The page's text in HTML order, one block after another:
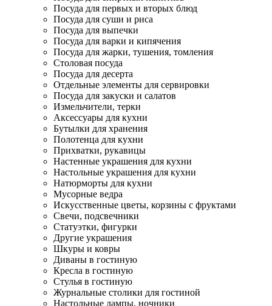
Посуда для первых и вторых блюд
Посуда для суши и риса
Посуда для выпечки
Посуда для варки и кипячения
Посуда для жарки, тушения, томления
Столовая посуда
Посуда для десерта
Отдельные элементы для сервировки
Посуда для закуски и салатов
Измельчители, терки
Аксессуары для кухни
Бутылки для хранения
Полотенца для кухни
Прихватки, рукавицы
Настенные украшения для кухни
Настольные украшения для кухни
Натюрморты для кухни
Мусорные ведра
Искусственные цветы, корзины с фруктами
Свечи, подсвечники
Статуэтки, фигурки
Другие украшения
Шкуры и ковры
Диваны в гостиную
Кресла в гостиную
Стулья в гостиную
Журнальные столики для гостиной
Настольные лампы, ночники